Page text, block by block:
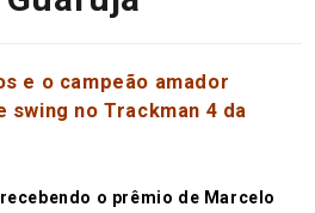
e o campeão amador
swing no Trackman 4 da
o prêmio de Marcelo